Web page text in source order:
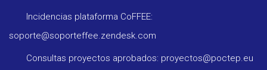
Incidencias plataforma CoFFEE:
soporte@soporteffee.zendesk.com
Consultas proyectos aprobados: proyectos@poctep.eu